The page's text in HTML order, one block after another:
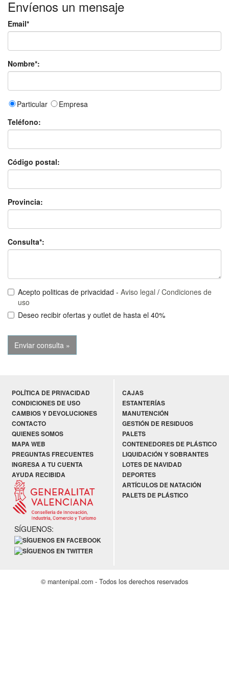
Envíenos un mensaje
Email*
Nombre*:
Particular
Empresa
Teléfono:
Código postal:
Provincia:
Consulta*:
Acepto politicas de privacidad - Aviso legal / Condiciones de
uso
Deseo recibir ofertas y outlet de hasta el 40%
POLÍTICA DE PRIVACIDAD
CONDICIONES DE USO
CAMBIOS Y DEVOLUCIONES
CONTACTO
QUIENES SOMOS
MAPA WEB
PREGUNTAS FRECUENTES
INGRESA A TU CUENTA
AYUDA RECIBIDA
SÍGUENOS:
CAJAS
ESTANTERÍAS
MANUTENCIÓN
GESTIÓN DE RESIDUOS
PALETS
CONTENEDORES DE PLÁSTICO
LIQUIDACIÓN Y SOBRANTES
LOTES DE NAVIDAD
DEPORTES
ARTÍCULOS DE NATACIÓN
PALETS DE PLÁSTICO
© mantenipal.com - Todos los derechos reservados